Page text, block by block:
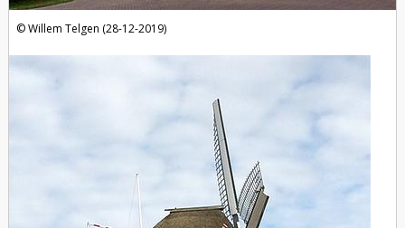
Willem Telgen (28-12-2019)